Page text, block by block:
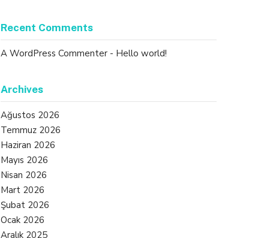
Recent Comments
A WordPress Commenter - Hello world!
Archives
Ağustos 2026
Temmuz 2026
Haziran 2026
Mayıs 2026
Nisan 2026
Mart 2026
Şubat 2026
Ocak 2026
Aralık 2025